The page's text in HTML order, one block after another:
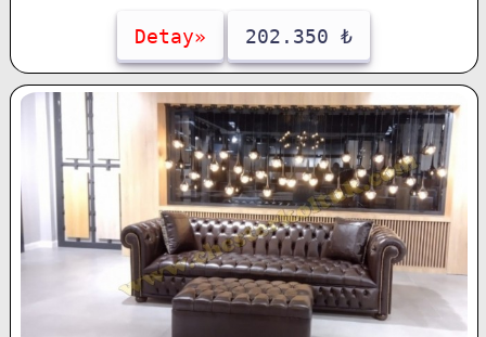
Detay» 202.350 ₺